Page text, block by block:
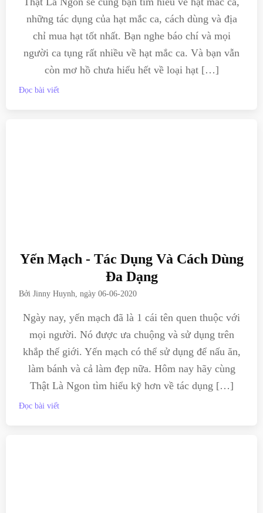
những tác dụng của hạt mắc ca, cách dùng và địa
chỉ mua hạt tốt nhất. Bạn nghe báo chí và mọi
người ca tụng rất nhiều về hạt mắc ca. Và bạn vẫn
còn mơ hồ chưa hiểu hết về loại hạt […]
Đọc bài viết
Yến Mạch - Tác Dụng Và Cách Dùng
Đa Dạng
BởiJinny Huynh , ngày06-06-2020
Ngày nay, yến mạch đã là 1 cái tên quen thuộc với
mọi người. Nó được ưa chuộng và sử dụng trên
khắp thế giới. Yến mạch có thể sử dụng để nấu ăn,
làm bánh và cả làm đẹp nữa. Hôm nay hãy cùng
Thật Là Ngon tìm hiểu kỹ hơn về tác dụng […]
Đọc bài viết